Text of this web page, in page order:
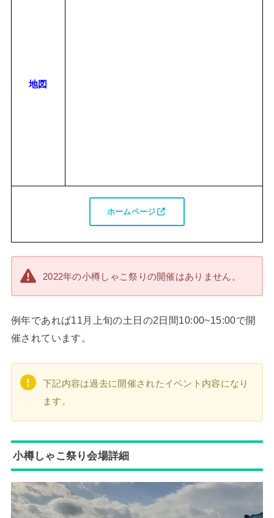
地図
ホームページ
2022年の小樽しゃこ祭りの開催はありません。
例年であれば11月上旬の土日の2日間10:00~15:00で開
催されています。
下記内容は過去に開催されたイベント内容になり
ます。
小樽しゃこ祭り会場詳細